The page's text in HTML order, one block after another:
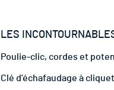
LES
Poulie-clic, cordes et
Clé d’échafaudage à